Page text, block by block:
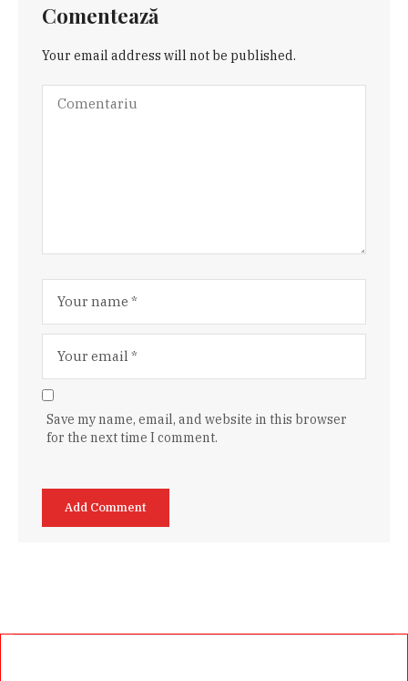
Comentează
Your email address will not be published.
Save my name, email, and website in this browser
for the next time I comment.